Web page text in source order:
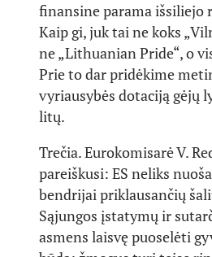
finansine parama išsiliejo
Kaip gi, juk tai ne koks
ne „Lithuanian Pride“, o
Prie to dar pridėkime
vyriausybės dotaciją gėjų
litų.
Trečia. Eurokomisarė V.
pareiškusi: ES neliks
bendrijai priklausančių
Sąjungos įstatymų ir
asmens laisvę puoselėti